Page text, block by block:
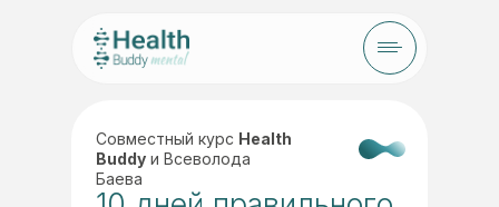
Совместный курс Health
Buddy и Всеволода
Баева